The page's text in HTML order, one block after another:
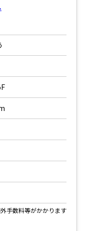
手数料等がかかります